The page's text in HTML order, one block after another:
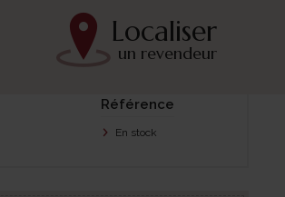
Localiser
un revendeur
Référence
En stock